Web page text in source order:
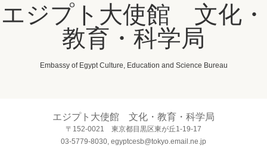
エジプト大使館 文化・
教育・科学局
Embassy of Egypt Culture, Education and Science Bureau
エジプト大使館 文化・教育・科学局
〒152-0021 東京都目黒区東が丘1-19-17
03-5779-8030, egyptcesb@tokyo.email.ne.jp